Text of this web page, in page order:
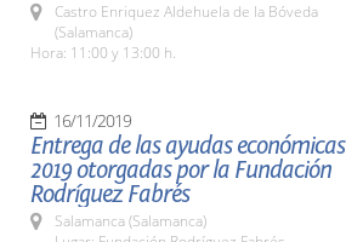
Castro Enriquez Aldehuela de la Bóveda
(Salamanca)
Hora: 11:00 y 13:00 h.
16/11/2019
Entrega de las ayudas económicas
2019 otorgadas por la Fundación
Rodríguez Fabrés
Salamanca (Salamanca)